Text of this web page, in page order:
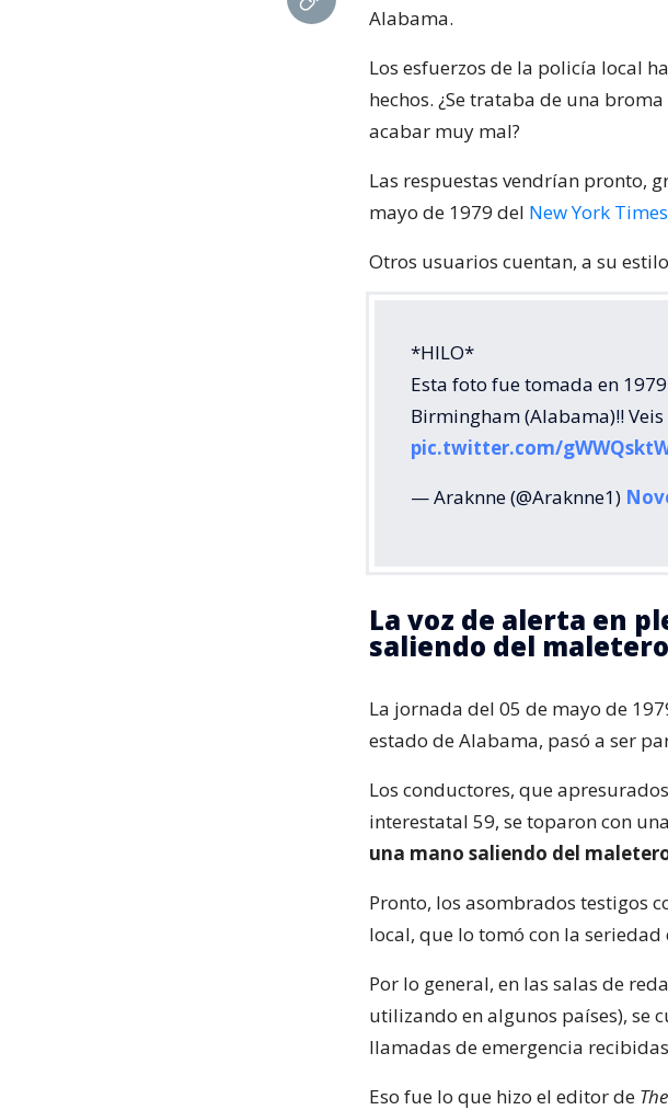
Alabama.
Los esfuerzos de la policía local
hechos. ¿Se trataba de una
acabar muy mal?
Las respuestas vendrían pronto,
mayo de 1979 del New York Times
Otros usuarios cuentan, a su
*HILO*
Esta foto fue tomada en
Birmingham (Alabama)!! Veis
pic.twitter.com/
— Araknne (@Araknne1)
La voz de alerta en
saliendo del
La jornada del 05 de mayo de
estado de Alabama, pasó a ser
Los conductores, que
interestatal 59, se toparon con
una mano saliendo del
Pronto, los asombrados testigos
local, que lo tomó con la
Por lo general, en las salas de
utilizando en algunos países), se
llamadas de emergencia
Eso fue lo que hizo el editor de